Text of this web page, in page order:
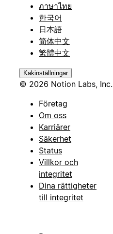
ภาษาไทย
한국어
日本語
简体中文
繁體中文
Kakinställningar
© 2026 Notion Labs, Inc.
Företag
Om oss
Karriärer
Säkerhet
Status
Villkor och
integritet
Dina rättigheter
till integritet